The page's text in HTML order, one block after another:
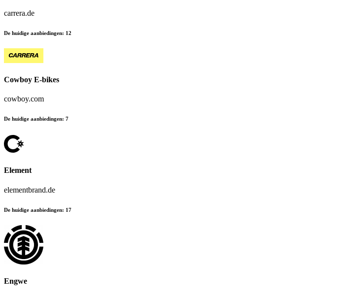
carrera.de
De huidige aanbiedingen: 12
Cowboy E-bikes
cowboy.com
De huidige aanbiedingen: 7
Element
elementbrand.de
De huidige aanbiedingen: 17
Engwe